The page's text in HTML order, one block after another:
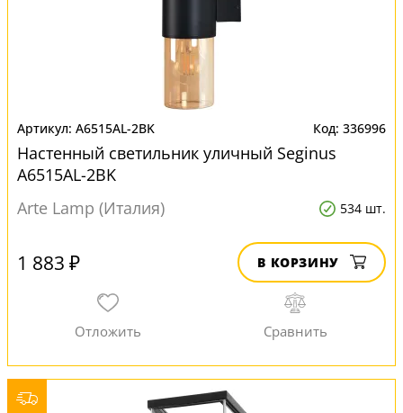
A6515AL-2BK 336996
Настенный светильник уличный Seginus
A6515AL-2BK
Arte Lamp (Италия)
534 шт.
1 883 ₽ В КОРЗИНУ